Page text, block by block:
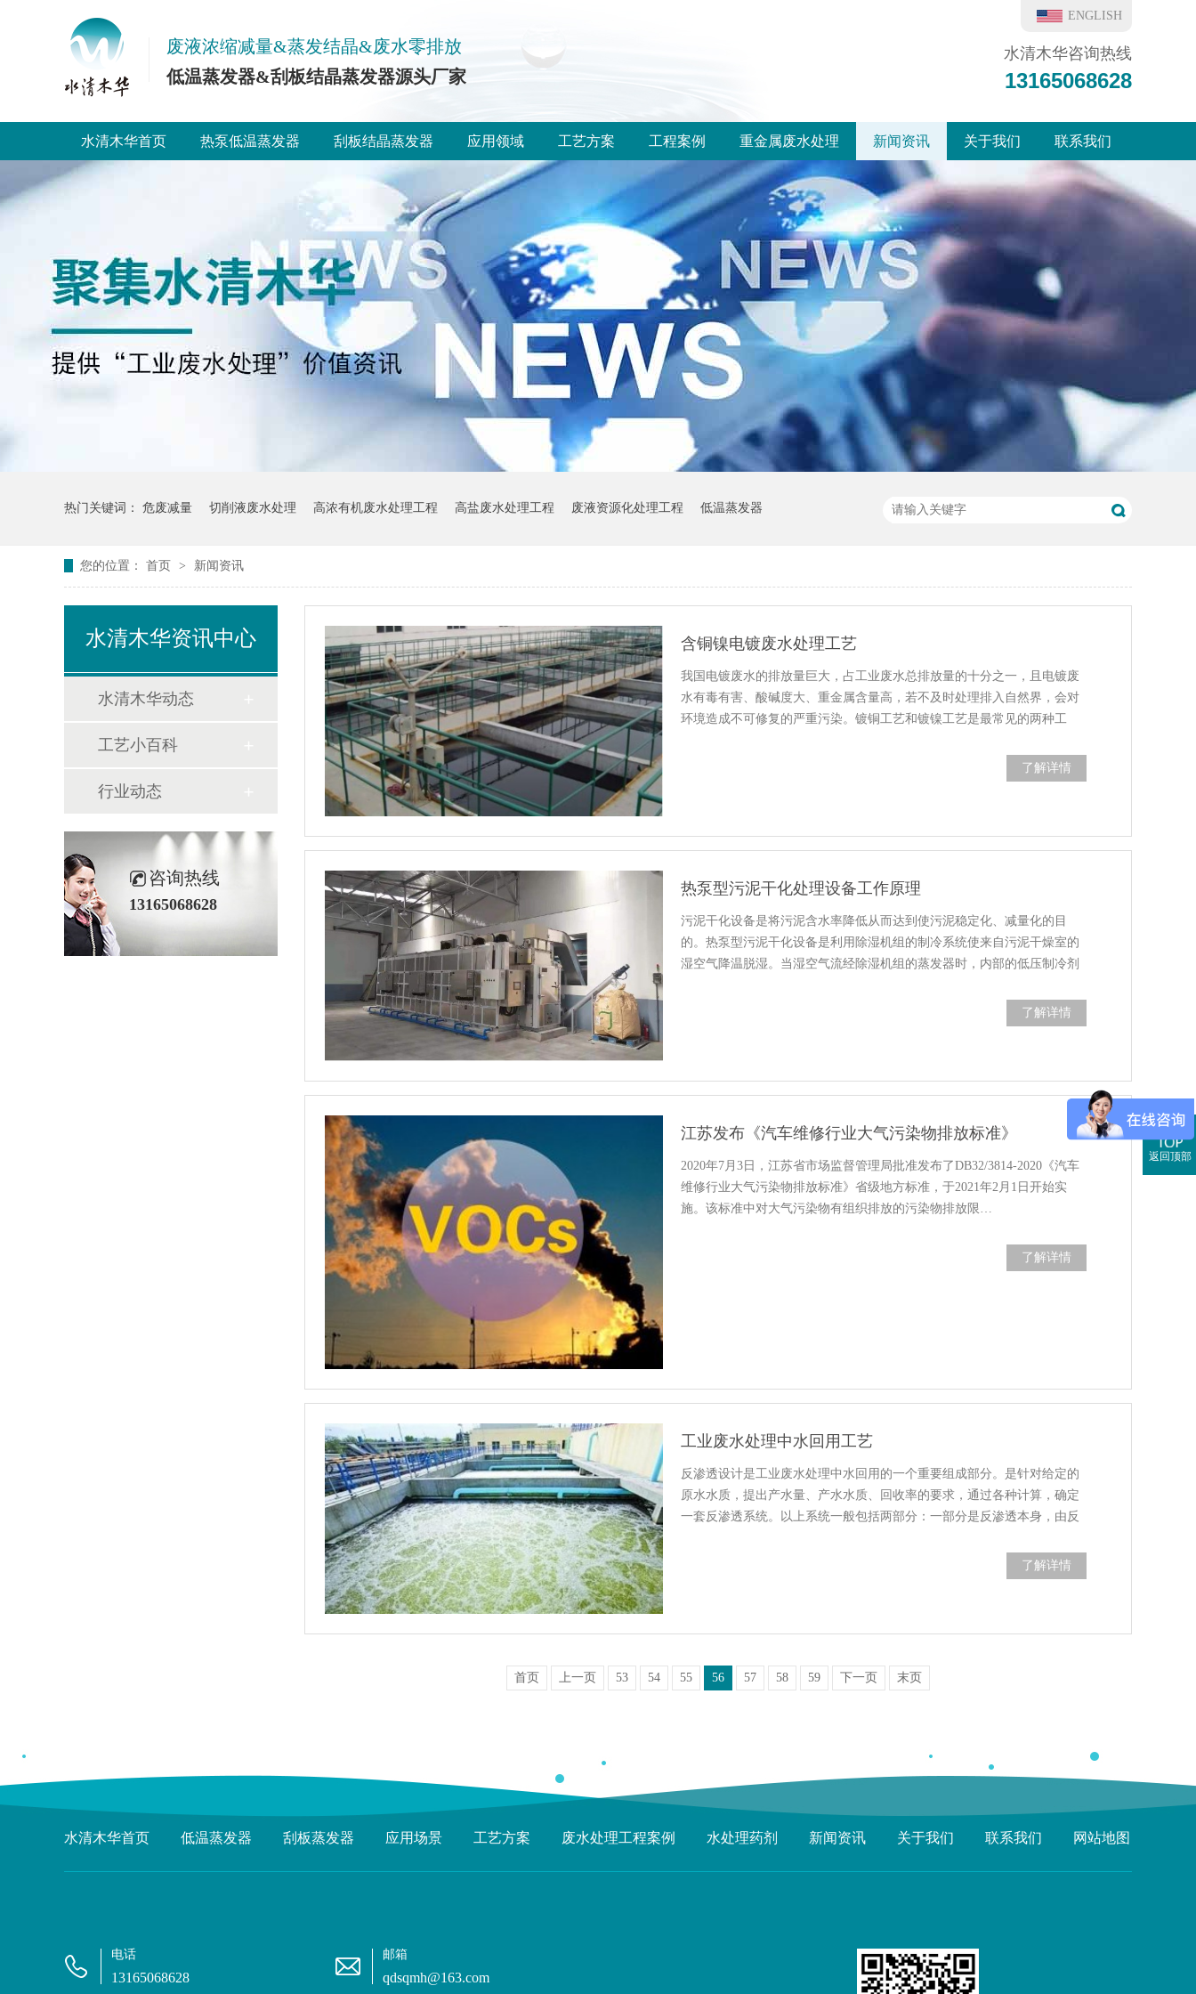
废液浓缩减量&蒸发结晶&废水零排放
低温蒸发器&刮板结晶蒸发器源头厂家
ENGLISH
水清木华咨询热线
13165068628
水清木华首页 热泵低温蒸发器 刮板结晶蒸发器 应用领域 工艺方案 工程案例 重金属废水处理 新闻资讯 关于我们 联系我们
热门关键词： 危废减量 切削液废水处理 高浓有机废水处理工程 高盐废水处理工程 废液资源化处理工程 低温蒸发器
您的位置： 首页 > 新闻资讯
水清木华资讯中心
水清木华动态
工艺小百科
行业动态
咨询热线
13165068628
含铜镍电镀废水处理工艺
我国电镀废水的排放量巨大，占工业废水总排放量的十分之一，且电镀废
水有毒有害、酸碱度大、重金属含量高，若不及时处理排入自然界，会对
环境造成不可修复的严重污染。镀铜工艺和镀镍工艺是最常见的两种工
了解详情
热泵型污泥干化处理设备工作原理
污泥干化设备是将污泥含水率降低从而达到使污泥稳定化、减量化的目
的。热泵型污泥干化设备是利用除湿机组的制冷系统使来自污泥干燥室的
湿空气降温脱湿。当湿空气流经除湿机组的蒸发器时，内部的低压制冷剂
了解详情
江苏发布《汽车维修行业大气污染物排放标准》
2020年7月3日，江苏省市场监督管理局批准发布了DB32/3814-2020《汽车
维修行业大气污染物排放标准》省级地方标准，于2021年2月1日开始实
施。该标准中对大气污染物有组织排放的污染物排放限…
了解详情
工业废水处理中水回用工艺
反渗透设计是工业废水处理中水回用的一个重要组成部分。是针对给定的
原水水质，提出产水量、产水水质、回收率的要求，通过各种计算，确定
一套反渗透系统。以上系统一般包括两部分：一部分是反渗透本身，由反
了解详情
首页 上一页 53 54 55 56 57 58 59 下一页 末页
水清木华首页 低温蒸发器 刮板蒸发器 应用场景 工艺方案 废水处理工程案例 水处理药剂 新闻资讯 关于我们 联系我们 网站地图
电话
13165068628
邮箱
qdsqmh@163.com
返回顶部